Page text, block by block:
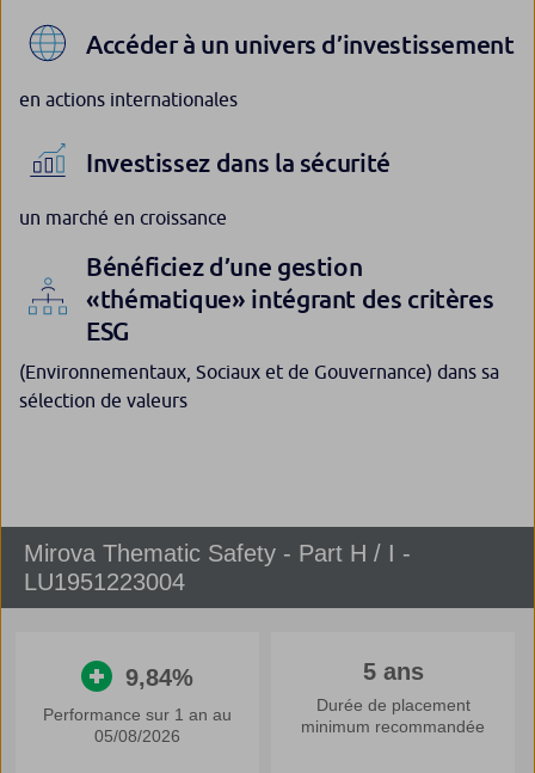
Accéder à un univers d’investissement
en actions internationales
Investissez dans la sécurité
un marché en croissance
Bénéficiez d’une gestion
«thématique» intégrant des critères
ESG
(Environnementaux, Sociaux et de Gouvernance) dans sa
sélection de valeurs